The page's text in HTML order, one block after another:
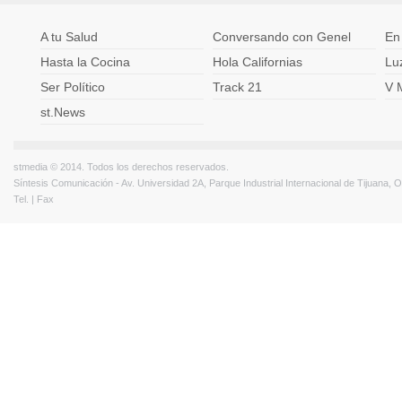
A tu Salud Conversando con Genel
Hasta la Cocina
Hola Californias
Ser Político
Track 21
V
st.News
stmedia © 2014. Todos los derechos reservados.
Síntesis Comunicación - Av. Universidad 2A, Parque Industrial Internacional de Tijuana,
Tel. | Fax